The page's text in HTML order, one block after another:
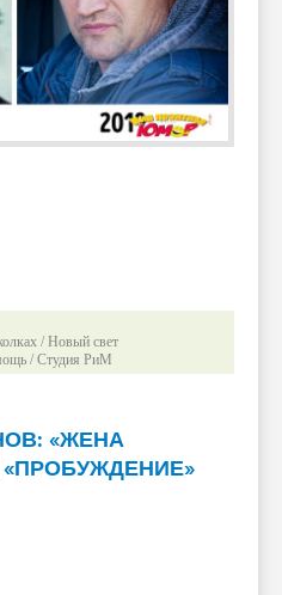
/ Новый свет
/ Студия РиМ
«ЖЕНА